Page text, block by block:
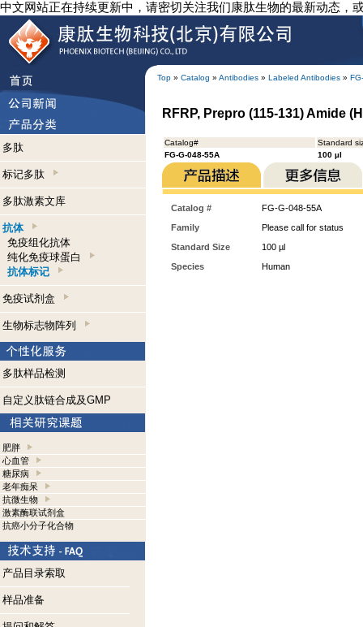
中文网站正在持续更新中，请密切关注我们康肽生物的最新动态，
Top » Catalog » Antibodies » Labeled Antibodies »
多肽
标记多肽
多肽激素文库
抗体
免疫组化抗体
纯化免疫球蛋白
抗体标记
免疫试剂盒
生物标志物阵列
多肽样品检测
自定义肽链合成及GMP
肥胖
心血管
糖尿病
老年痴呆
抗微生物
激素酶联试剂盒
抗癌小分子化合物
产品目录索取
样品准备
RFRP, Prepro (115-131) Amide
Catalog#
Standard
FG-G-048-55A
100 µl
Catalog #
FG-G-048-55A
Family
Please call for status
Standard Size
100 µl
Species
Human